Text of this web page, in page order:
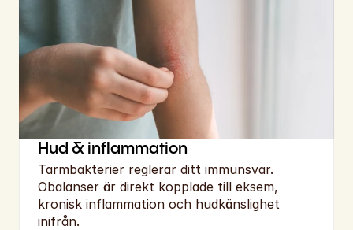
Hud & inflammation
Tarmbakterier reglerar ditt immunsvar.
Obalanser är direkt kopplade till eksem,
kronisk inflammation och hudkänslighet
inifrån.